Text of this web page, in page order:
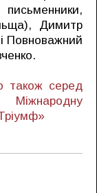
Димитр
Повноважний
також серед